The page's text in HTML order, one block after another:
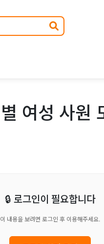
여성 사원
🔒 로그인이 필요합니다
이 내용을 보려면 로그인 후 이용해주세요.